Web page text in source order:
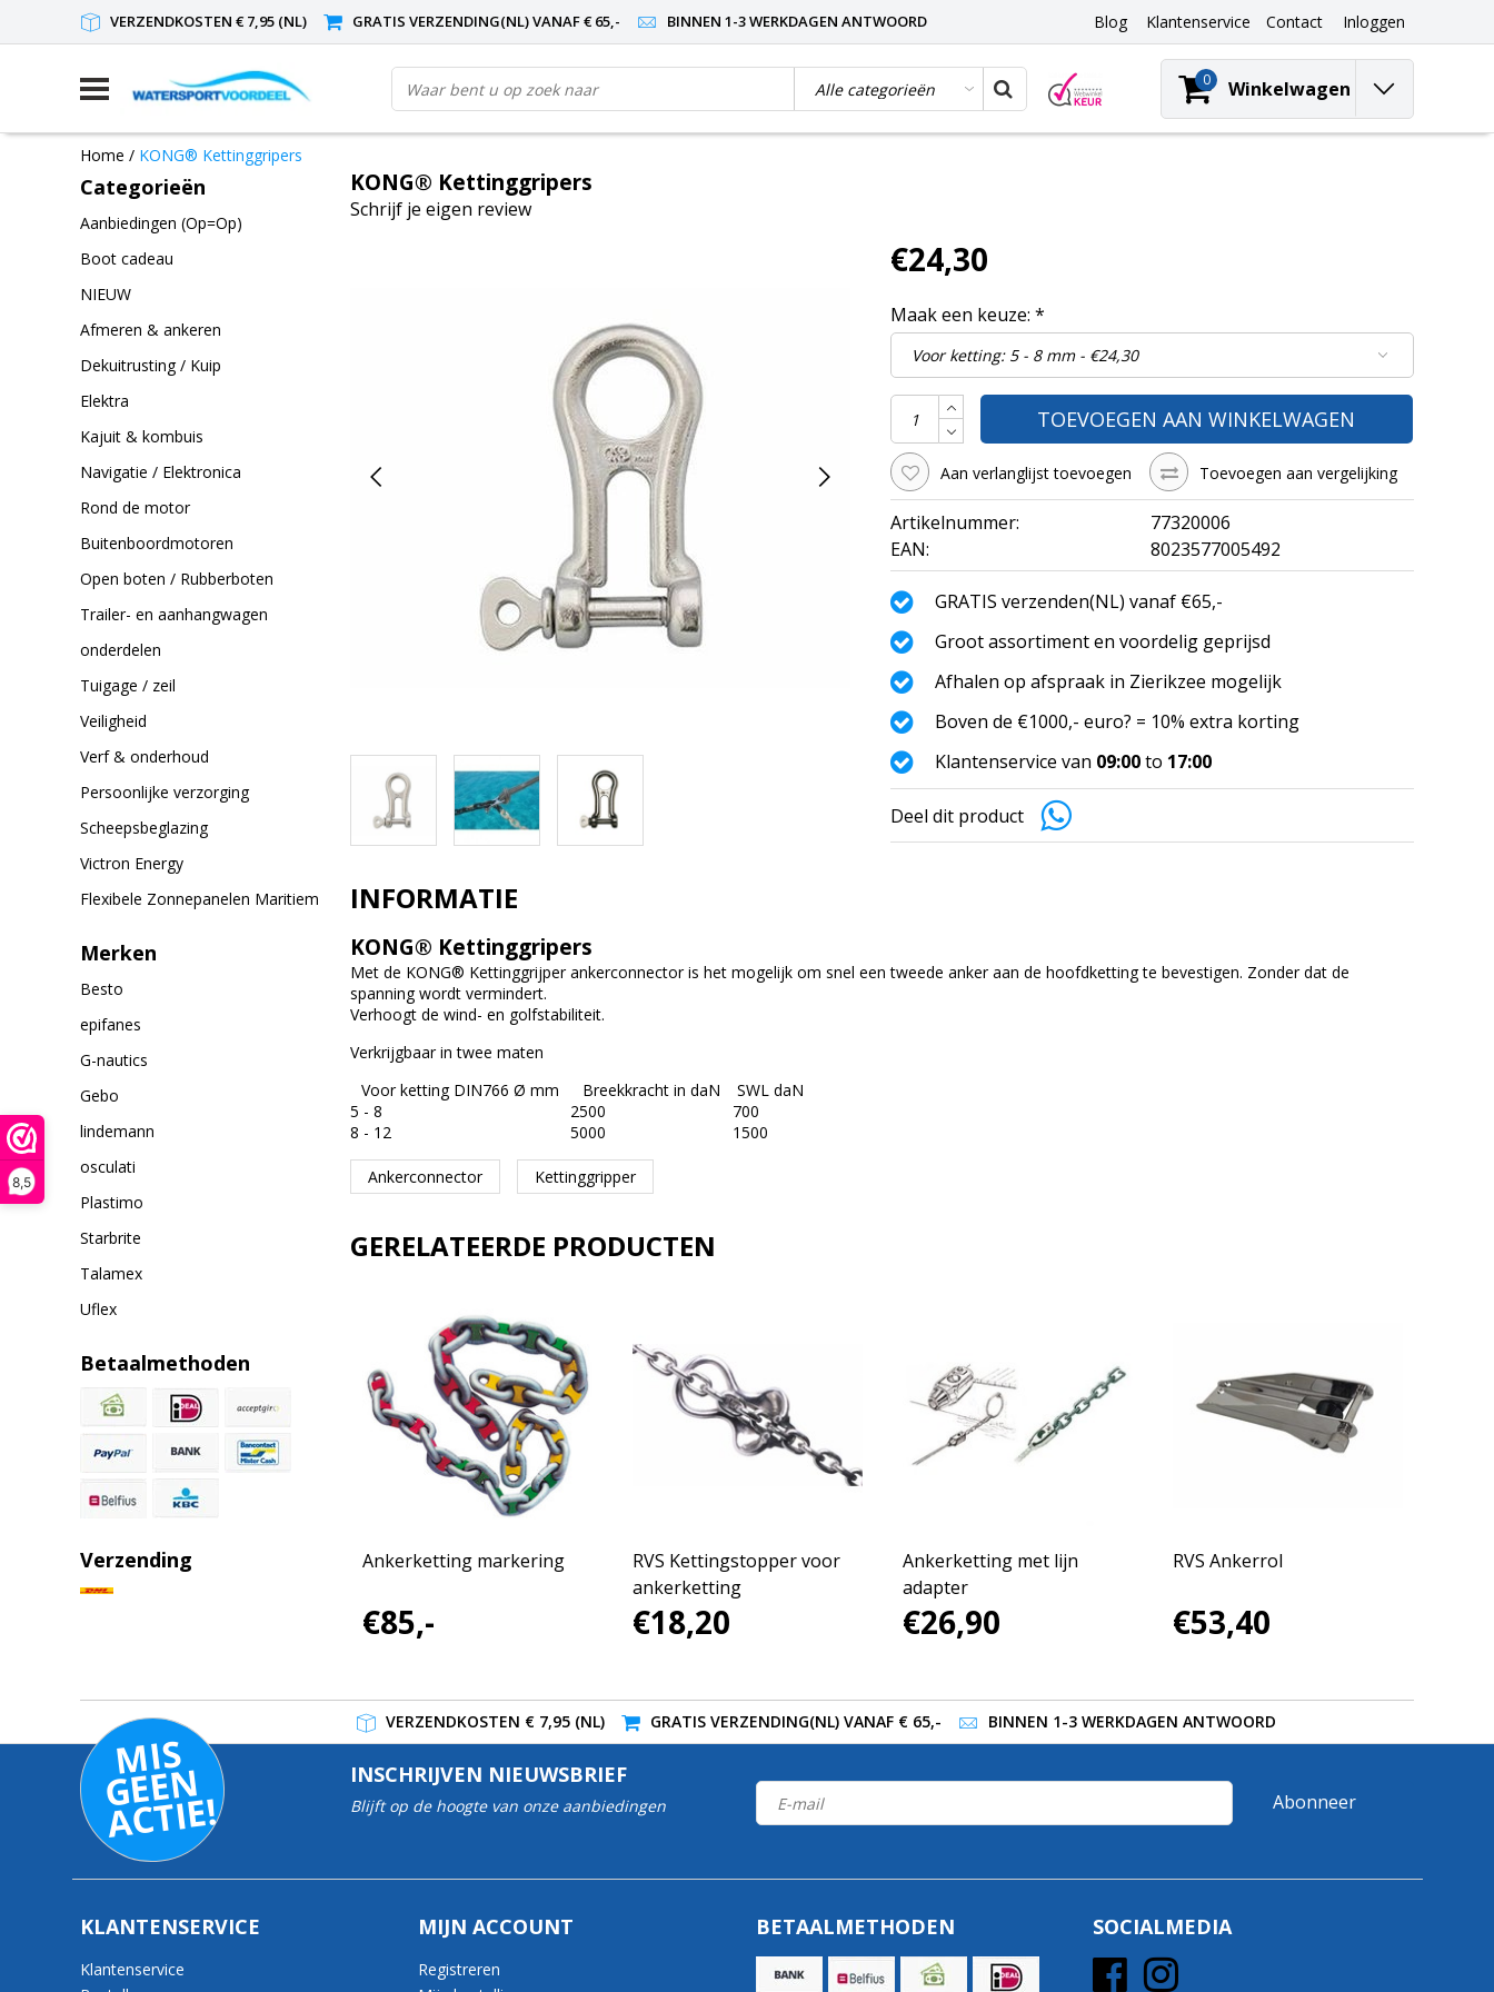
8,5
VERZENDKOSTEN € 7,95 (NL) GRATIS VERZENDING(NL) VANAF € 65,- BINNEN 1-3 WERKDAGEN ANTWOORD Blog Klantenservice Contact Inloggen
0 Winkelwagen
Home / KONG® Kettinggripers
Categorieën
Aanbiedingen (Op=Op)
Boot cadeau
NIEUW
Afmeren & ankeren
Dekuitrusting / Kuip
Elektra
Kajuit & kombuis
Navigatie / Elektronica
Rond de motor
Buitenboordmotoren
Open boten / Rubberboten
Trailer- en aanhangwagen
onderdelen
Tuigage / zeil
Veiligheid
Verf & onderhoud
Persoonlijke verzorging
Scheepsbeglazing
Victron Energy
Flexibele Zonnepanelen Maritiem
Merken
Besto
epifanes
G-nautics
Gebo
lindemann
osculati
Plastimo
Starbrite
Talamex
Uflex
Betaalmethoden
Verzending
KONG® Kettinggripers
Schrijf je eigen review
€24,30
Maak een keuze: *
TOEVOEGEN AAN WINKELWAGEN
Aan verlanglijst toevoegen Toevoegen aan vergelijking
Artikelnummer:
77320006
EAN:
8023577005492
GRATIS verzenden(NL) vanaf €65,-
Groot assortiment en voordelig geprijsd
Afhalen op afspraak in Zierikzee mogelijk
Boven de €1000,- euro? = 10% extra korting
Klantenservice van 09:00to 17:00
Deel dit product
INFORMATIE
KONG® Kettinggripers
Met de KONG® Kettinggrijper ankerconnector is het mogelijk om snel een tweede anker aan de hoofdketting te bevestigen. Zonder dat de
spanning wordt vermindert.
Verhoogt de wind- en golfstabiliteit.
Verkrijgbaar in twee maten
Voor ketting DIN766 Ø mm
Breekkracht in daN
SWL daN
5 - 8
2500
700
8 - 12
5000 1500
Ankerconnector Kettinggripper
GERELATEERDE PRODUCTEN
Ankerketting markering
€85,-
RVS Kettingstopper voor
ankerketting
€18,20
Ankerketting met lijn
adapter
€26,90
RVS Ankerrol
€53,40
VERZENDKOSTEN € 7,95 (NL) GRATIS VERZENDING(NL) VANAF € 65,- BINNEN 1-3 WERKDAGEN ANTWOORD
MI
S
G
E
E
N
A
C
TI
E!
INSCHRIJVEN NIEUWSBRIEF
Blijft op de hoogte van onze aanbiedingen Abonneer
KLANTENSERVICE
Klantenservice
MIJN ACCOUNT
Registreren
BETAALMETHODEN SOCIALMEDIA